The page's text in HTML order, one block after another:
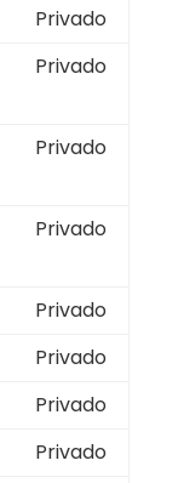
Privado
Privado
Privado
Privado
Privado
Privado
Privado
Privado